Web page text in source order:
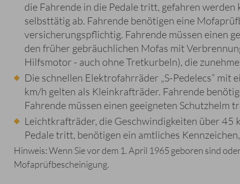
die Fahrende in die Pedale tritt, gefahren
selbsttätig ab. Fahrende benötigen eine
versicherungspflichtig. Fahrende müssen einen
den früher gebräuchlichen Mofas mit
Hilfsmotor - auch ohne Tretkurbeln), die
Die schnellen Elektrofahrräder „S-Pedelecs“
km/h gelten als Kleinkrafträder. Fahrende
Fahrende müssen einen geeigneten Schutzhelm
Leichtkrafträder, die Geschwindigkeiten über 45
Pedale tritt, benötigen ein amtliches
Hinweis: Wenn Sie vor dem 1. April 1965 geboren sind
Mofaprüfbescheinigung.